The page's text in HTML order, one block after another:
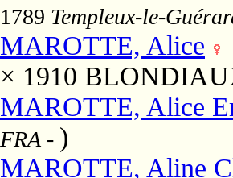
1789 Templeux-le-
MAROTTE, Alice
× 1910
MAROTTE, Alice
FRA - )
MAROTTE, Aline